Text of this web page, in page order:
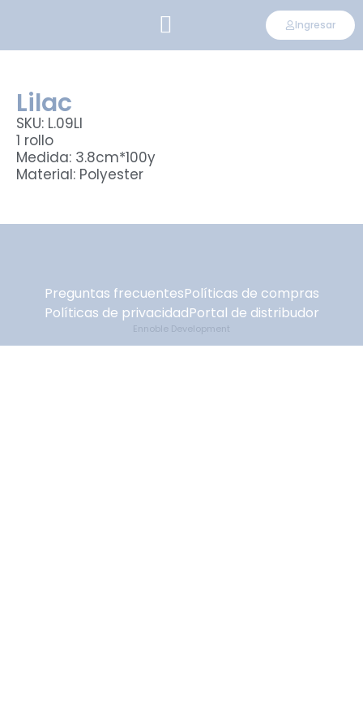
Ingresar
Lilac
SKU: L.09LI
1 rollo
Medida: 3.8cm*100y
Material: Polyester
Preguntas frecuentesPolíticas de compras
Políticas de privacidadPortal de distribudor
Ennoble Development